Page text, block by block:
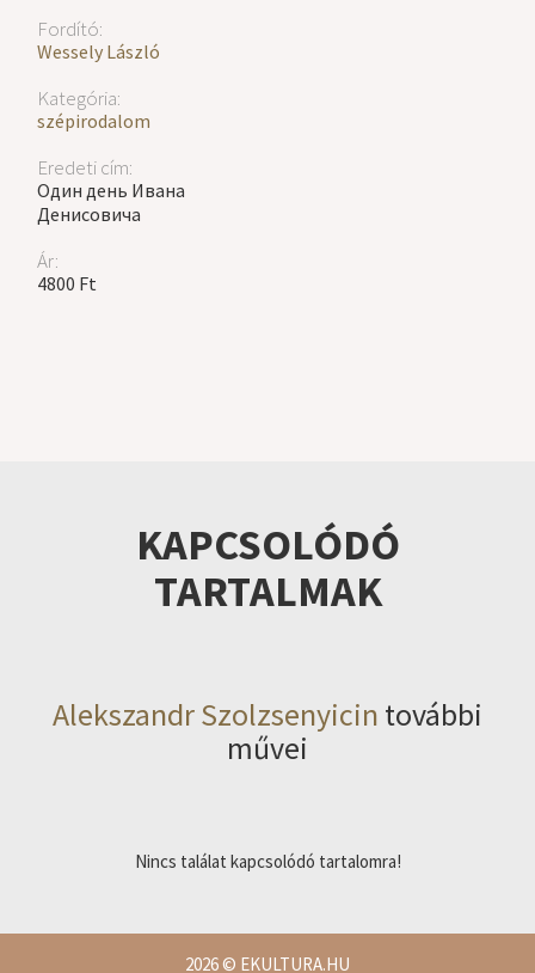
Fordító:
Wessely László
Kategória:
szépirodalom
Eredeti cím:
Один день Ивана
Денисовича
Ár:
4800 Ft
KAPCSOLÓDÓ
TARTALMAK
Alekszandr Szolzsenyicin további
művei
Nincs találat kapcsolódó tartalomra!
2026© EKULTURA.HU